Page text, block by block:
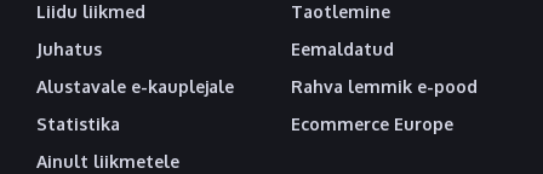
Liidu liikmed
Juhatus
Alustavale e-kauplejale
Statistika
Ainult liikmetele
Taotlemine
Eemaldatud
Rahva lemmik e-pood
Ecommerce Europe